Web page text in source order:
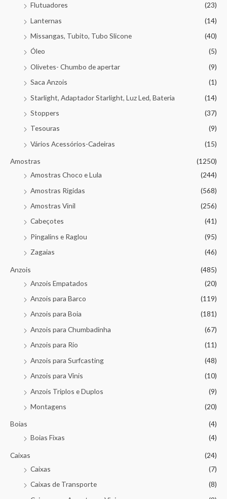
Flutuadores
(23)
Lanternas
(14)
Missangas, Tubito, Tubo Slicone
(40)
Óleo
(5)
Olivetes- Chumbo de apertar
(9)
Saca Anzois
(1)
Starlight, Adaptador Starlight, Luz Led, Bateria
(14)
Stoppers
(37)
Tesouras
(9)
Vários Acessórios-Cadeiras
(15)
Amostras
(1250)
Amostras Choco e Lula
(244)
Amostras Rigidas
(568)
Amostras Vinil
(256)
Cabeçotes
(41)
Pingalins e Raglou
(95)
Zagaias
(46)
Anzois
(485)
Anzois Empatados
(20)
Anzois para Barco
(119)
Anzois para Boia
(181)
Anzois para Chumbadinha
(67)
Anzois para Rio
(11)
Anzois para Surfcasting
(48)
Anzois para Vinis
(10)
Anzois Triplos e Duplos
(9)
Montagens
(20)
Boias
(4)
Boias Fixas
(4)
Caixas
(24)
Caixas
(7)
Caixas de Transporte
(8)